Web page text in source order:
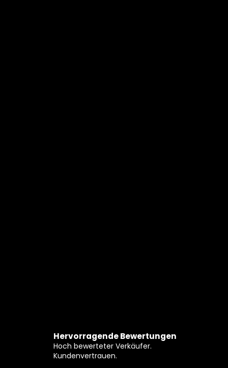
Hervorragende Bewertungen
Hoch bewerteter Verkäufer.
Kundenvertrauen.